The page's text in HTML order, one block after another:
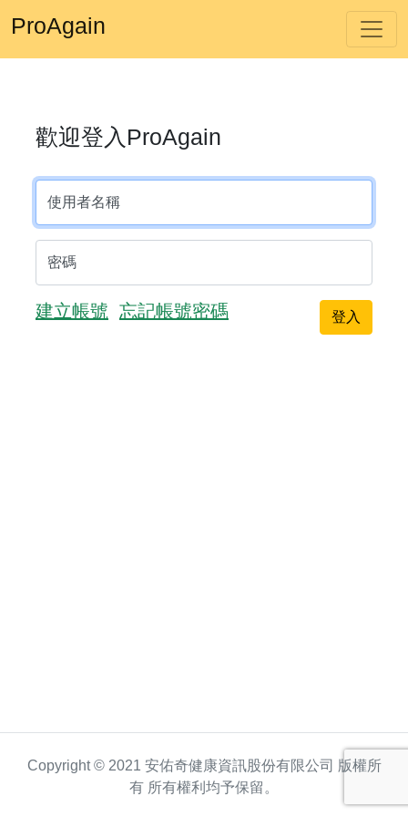
ProAgain
歡迎登入ProAgain
使用者名稱
密碼
建立帳號 忘記帳號密碼
Copyright © 2021 安佑奇健康資訊股份有限公司 版權所
有 所有權利均予保留。